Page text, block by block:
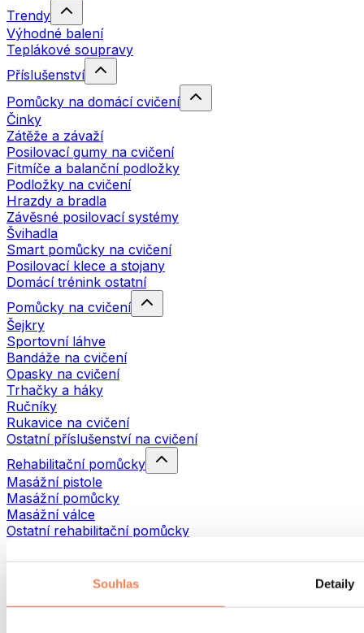
Souhlas Detaily
Trendy
Výhodné balení
Teplákové soupravy
Příslušenství
Pomůcky na domácí cvičení
Činky
Zátěže a závaží
Posilovací gumy na cvičení
Fitmíče a balanční podložky
Podložky na cvičení
Hrazdy a bradla
Závěsné posilovací systémy
Švihadla
Smart pomůcky na cvičení
Posilovací klece a stojany
Domácí trénink ostatní
Pomůcky na cvičení
Šejkry
Sportovní láhve
Bandáže na cvičení
Opasky na cvičení
Trhačky a háky
Ručníky
Rukavice na cvičení
Ostatní příslušenství na cvičení
Rehabilitační pomůcky
Masážní pistole
Masážní pomůcky
Masážní válce
Ostatní rehabilitační pomůcky
Batohy